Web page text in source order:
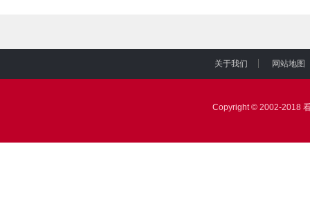
关于我们
网站地图
Copyright © 2002-2018